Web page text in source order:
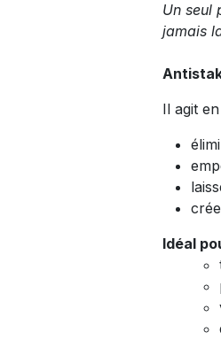
Un seul
jamais
Il agit
Idéal